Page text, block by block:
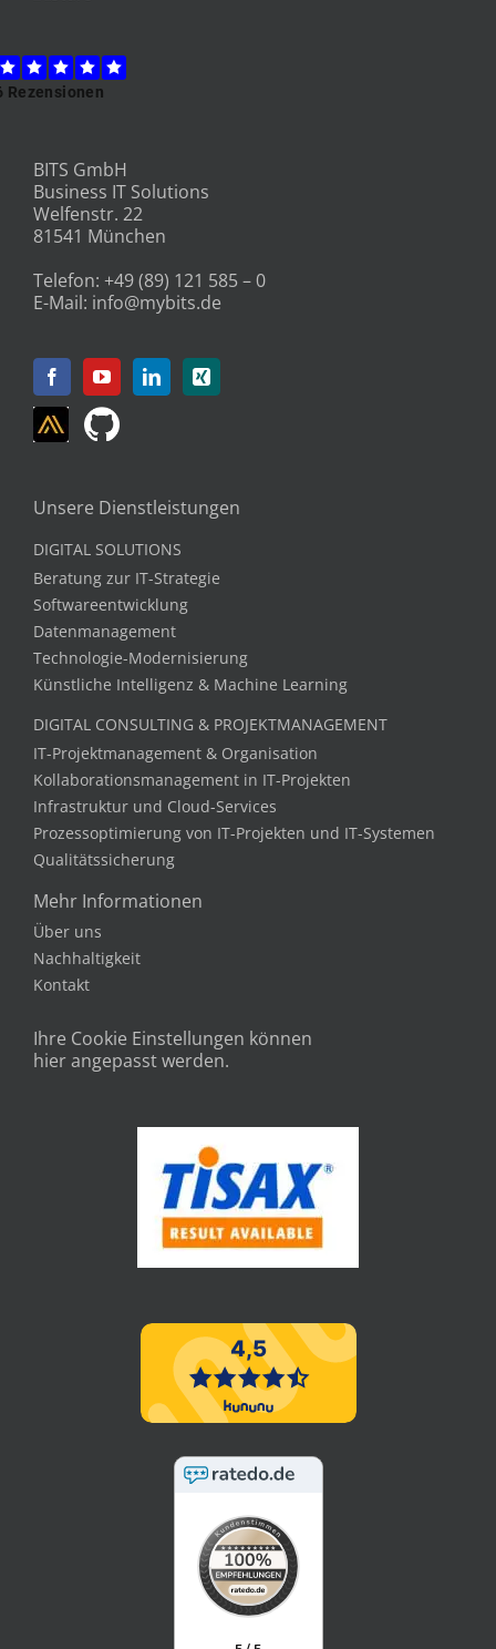
BITS GmbH
Business IT Solutions
Welfenstr. 22
81541 München
Telefon: +49 (89) 121 585 – 0
E-Mail: info@mybits.de
Unsere Dienstleistungen
DIGITAL SOLUTIONS
Beratung zur IT-Strategie
Softwareentwicklung
Datenmanagement
Technologie-Modernisierung
Künstliche Intelligenz & Machine Learning
DIGITAL CONSULTING & PROJEKTMANAGEMENT
IT-Projektmanagement & Organisation
Kollaborationsmanagement in IT-Projekten
Infrastruktur und Cloud-Services
Prozessoptimierung von IT-Projekten und IT-Systemen
Qualitätssicherung
Mehr Informationen
Über uns
Nachhaltigkeit
Kontakt
Ihre Cookie Einstellungen können
hier angepasst werden.